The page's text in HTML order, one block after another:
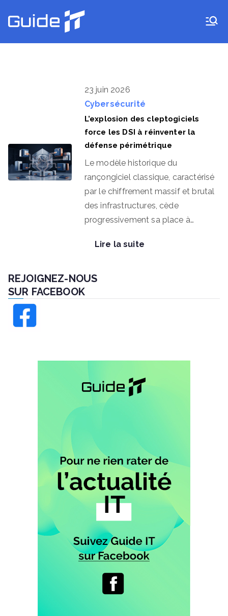
au
23 juin 2026
Cybersécurité
L’explosion des cleptogiciels
force les DSI à réinventer la
défense périmétrique
Le modèle historique du
rançongiciel classique, caractérisé
par le chiffrement massif et brutal
des infrastructures, cède
progressivement sa place à…
Lire la suite
REJOIGNEZ-NOUS
SUR FACEBOOK